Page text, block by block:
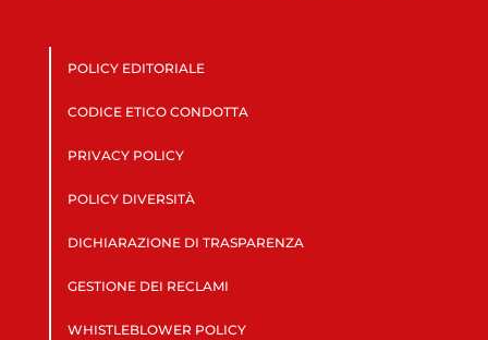
POLICY EDITORIALE
CODICE ETICO CONDOTTA
PRIVACY POLICY
POLICY DIVERSITÀ
DICHIARAZIONE DI TRASPARENZA
GESTIONE DEI RECLAMI
WHISTLEBLOWER POLICY